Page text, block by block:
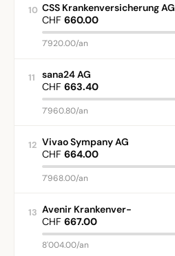
10 CSS Krankenversicherung AG
CHF 660.00
7'920.00/an
11
sana24 AG
CHF 663.40
7'960.80/an
12 Vivao Sympany AG
CHF 664.00
7'968.00/an
13 Avenir Krankenver-
CHF 667.00
8'004.00/an